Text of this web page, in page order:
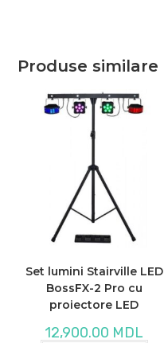
Produse similare
Set lumini Stairville LED
BossFX-2 Pro cu
proiectore LED
12,900.00 MDL